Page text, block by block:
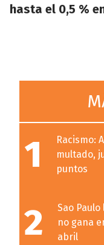
hasta el 0,5 %
1
Racismo:
multado,
puntos
2
Sao
no gana
abril